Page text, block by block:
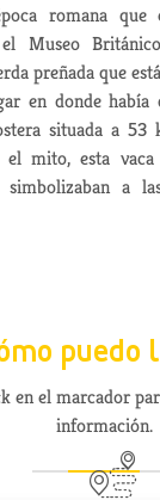
romana que
Museo
preñada que
en donde había
situada a 53
el mito, esta
simbolizaban a
puedo
en el marcador
información.